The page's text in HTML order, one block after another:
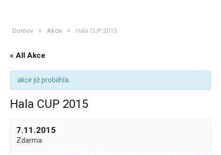
Domov » Akce » Hala CUP 2015
« All Akce
akce již proběhla.
Hala CUP 2015
7.11.2015
Zdarma